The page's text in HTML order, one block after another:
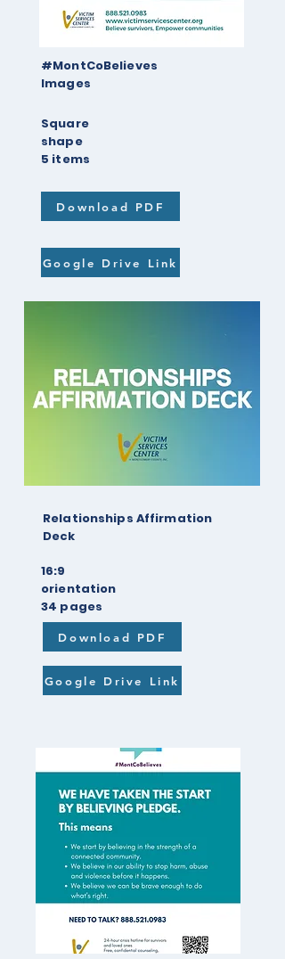
#MontCoBelieves
Images
Square
shape
5 items
Download PDF
Google Drive Link
Relationships Affirmation
Deck
16:9
orientation
34 pages
Download PDF
Google Drive Link